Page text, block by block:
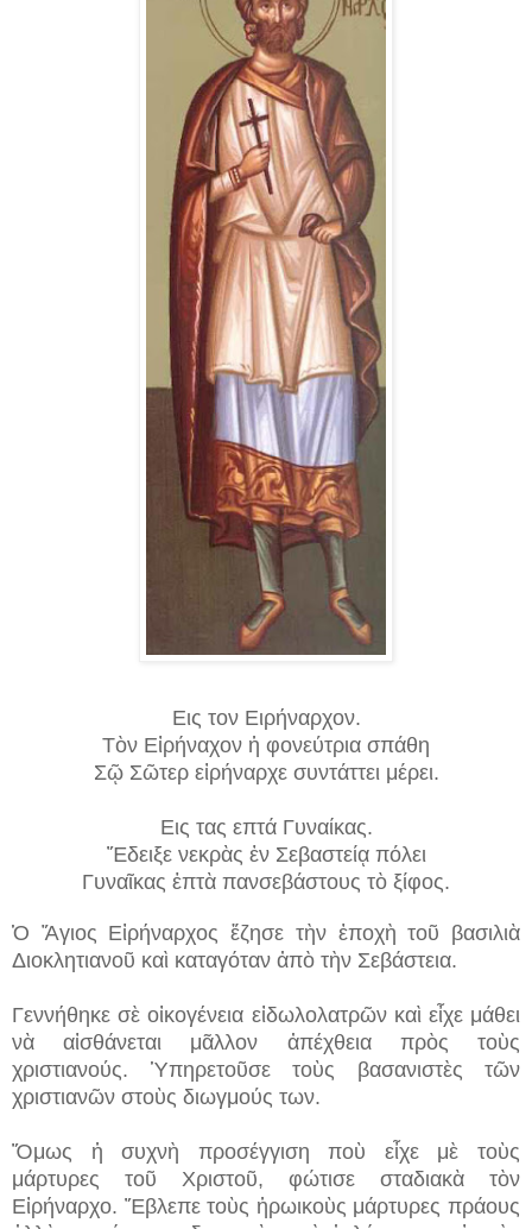
Eις τον Eιρήναρχον.
Τὸν Εἰρήναχον ἡ φονεύτρια σπάθη
Σῷ Σῶτερ εἰρήναρχε συντάττει μέρει.
Eις τας επτά Γυναίκας.
Ἔδειξε νεκρὰς ἐν Σεβαστείᾳ πόλει
Γυναῖκας ἑπτὰ πανσεβάστους τὸ ξίφος.
Ὁ Ἅγιος Εἰρήναρχος ἔζησε τὴν ἐποχὴ τοῦ βασιλιὰ
Διοκλητιανοῦ καὶ καταγόταν ἀπὸ τὴν Σεβάστεια.
Γεννήθηκε σὲ οἰκογένεια εἰδωλολατρῶν καὶ εἶχε μάθει
νὰ αἰσθάνεται μᾶλλον ἀπέχθεια πρὸς τοὺς
χριστιανούς. Ὑπηρετοῦσε τοὺς βασανιστὲς τῶν
χριστιανῶν στοὺς διωγμούς των.
Ὅμως ἡ συχνὴ προσέγγιση ποὺ εἶχε μὲ τοὺς
μάρτυρες τοῦ Χριστοῦ, φώτισε σταδιακὰ τὸν
Εἰρήναρχο. Ἔβλεπε τοὺς ἡρωικοὺς μάρτυρες πράους